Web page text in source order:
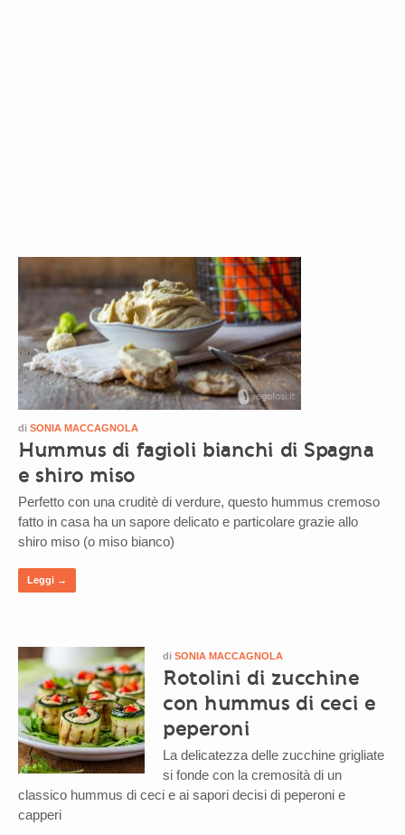
di SONIA MACCAGNOLA
Hummus di fagioli bianchi di Spagna
e shiro miso
Perfetto con una cruditè di verdure, questo hummus cremoso
fatto in casa ha un sapore delicato e particolare grazie allo
shiro miso (o miso bianco)
Leggi →
di SONIA MACCAGNOLA
Rotolini di zucchine
con hummus di ceci e
peperoni
La delicatezza delle zucchine grigliate
si fonde con la cremosità di un
classico hummus di ceci e ai sapori decisi di peperoni e
capperi